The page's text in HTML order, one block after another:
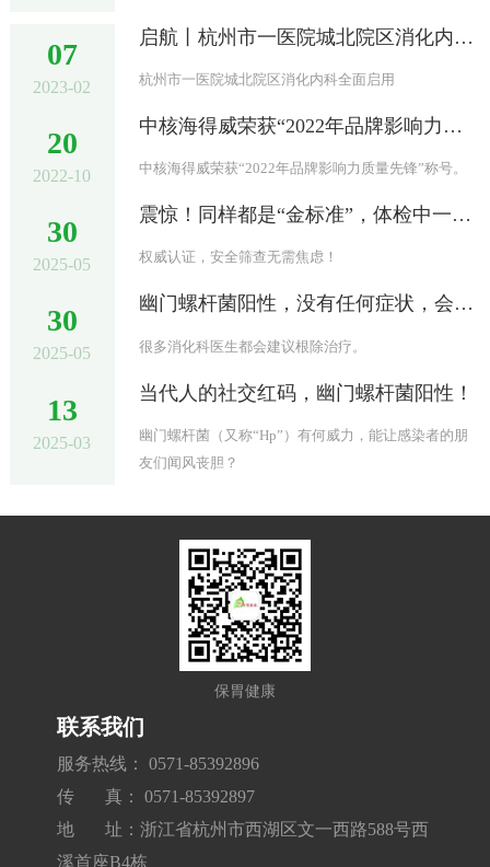
书。
07
2023-02
启航丨杭州市一医院城北院区消化内科全面启用
杭州市一医院城北院区消化内科全面启用
20
2022-10
中核海得威荣获“2022年品牌影响力质量先锋”称号
中核海得威荣获“2022年品牌影响力质量先锋”称号。
30
2025-05
震惊！同样都是“金标准”，体检中一次低剂量 CT 辐射竟相当于连续 做943次碳14 检测？
权威认证，安全筛查无需焦虑！
30
2025-05
幽门螺杆菌阳性，没有任何症状，会不会得胃癌？要不要治疗？
很多消化科医生都会建议根除治疗。
13
2025-03
当代人的社交红码，幽门螺杆菌阳性！
幽门螺杆菌（又称“Hp”）有何威力，能让感染者的朋
友们闻风丧胆？
保胃健康
联系我们
服务热线： 0571-85392896
传 真： 0571-85392897
地 址：浙江省杭州市西湖区文一西路588号西
溪首座B4栋